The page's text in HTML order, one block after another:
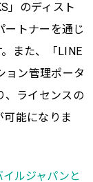
」のディスト
ートナーを通じ
また、「LINE
ョン管理ポータ
、ライセンスの
能になりま
ルジャパンと